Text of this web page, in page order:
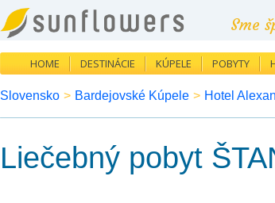
Sme
HOME DESTINÁCIE KÚPELE POBYTY
Slovensko > Bardejovské Kúpele > Hotel
Liečebný pobyt